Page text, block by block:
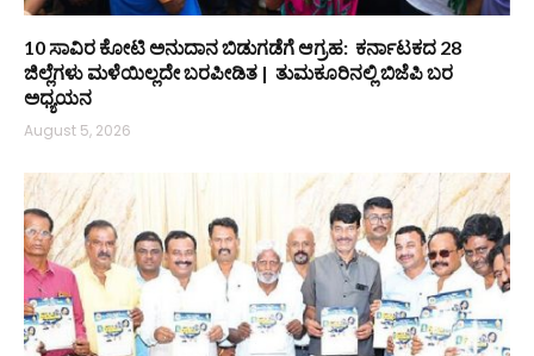
10 ಸಾವಿರ ಕೋಟಿ ಅನುದಾನ ಬಿಡುಗಡೆಗೆ ಆಗ್ರಹ: ಕರ್ನಾಟಕದ 28
ಜಿಲ್ಲೆಗಳು ಮಳೆಯಿಲ್ಲದೇ ಬರಪೀಡಿತ | ತುಮಕೂರಿನಲ್ಲಿ ಬಿಜೆಪಿ ಬರ
ಅಧ್ಯಯನ
August 5, 2026